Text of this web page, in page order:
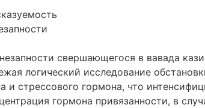
свершающегося в вавада
логический исследование
стрессового гормона, что
гормона привязанности, в